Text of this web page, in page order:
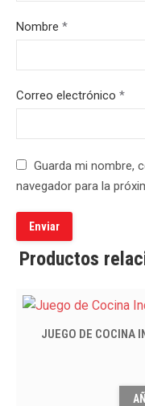
Nombre *
Correo electrónico *
Guarda mi nombre,
navegador para la
Productos
JUEGO DE COCINA